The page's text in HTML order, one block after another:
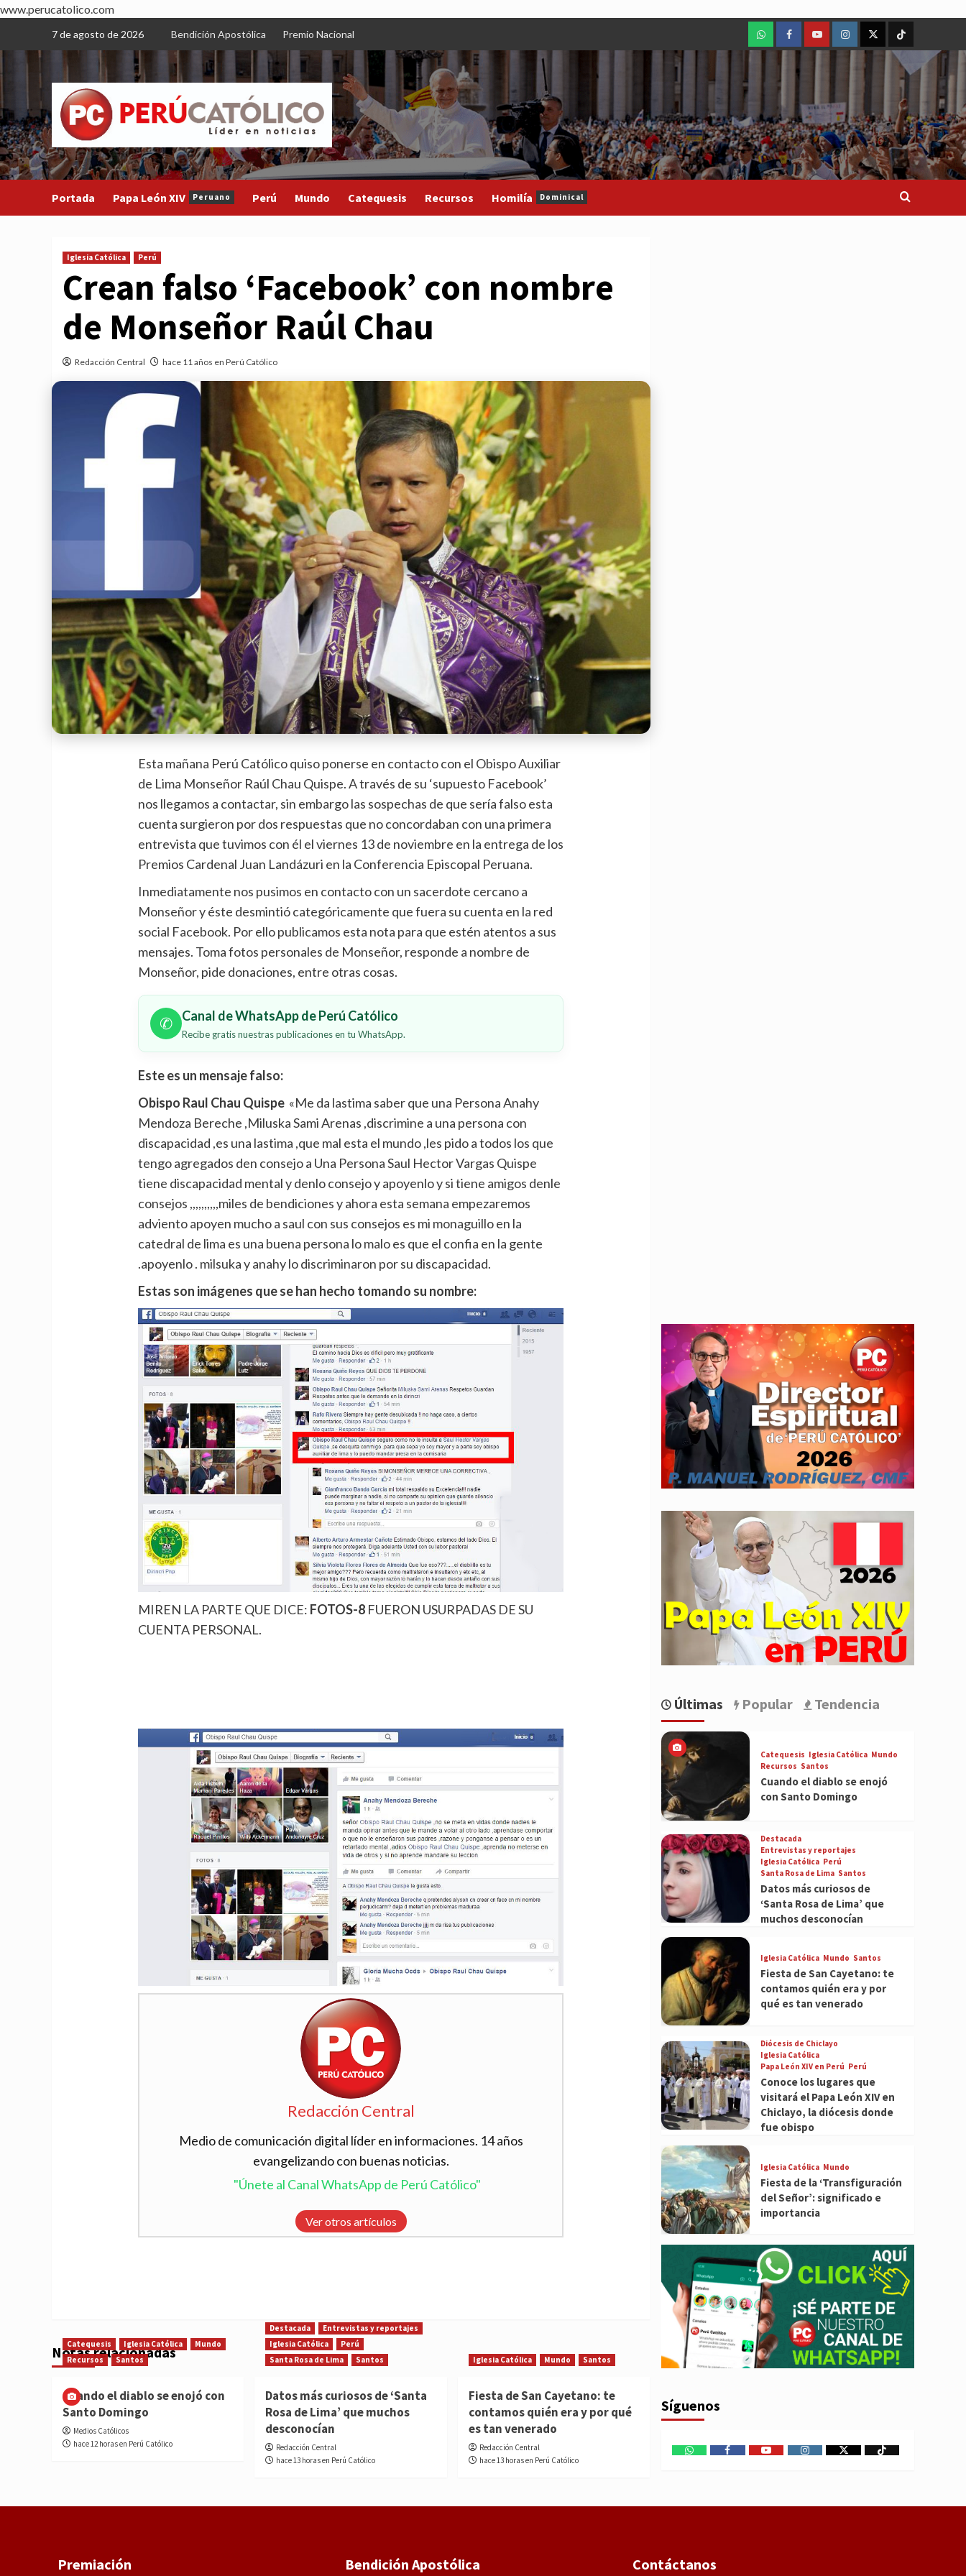
www.perucatolico.com
content
7 de agosto de 2026 Bendición Apostólica Premio Nacional
WhatsAppFacebookYoutubeInstagram
X TikTok
Portada Papa León XIV Peruano Perú Mundo Catequesis Recursos Homilía Dominical
Iglesia Católica Perú
Crean falso ‘Facebook’ con nombre
de Monseñor Raúl Chau
Redacción Central hace 11 años en Perú Católico
Esta mañana Perú Católico quiso ponerse en contacto con el Obispo Auxiliar
de Lima Monseñor Raúl Chau Quispe. A través de su ‘supuesto Facebook’
nos llegamos a contactar, sin embargo las sospechas de que sería falso esta
cuenta surgieron por dos respuestas que no concordaban con una primera
entrevista que tuvimos con él el viernes 13 de noviembre en la entrega de los
Premios Cardenal Juan Landázuri en la Conferencia Episcopal Peruana.
Inmediatamente nos pusimos en contacto con un sacerdote cercano a
Monseñor y éste desmintió categóricamente que fuera su cuenta en la red
social Facebook. Por ello publicamos esta nota para que estén atentos a sus
mensajes. Toma fotos personales de Monseñor, responde a nombre de
Monseñor, pide donaciones, entre otras cosas.
✆ Canal de WhatsApp de Perú Católico
Recibe gratis nuestras publicaciones en tu WhatsApp.
Este es un mensaje falso:
Obispo Raul Chau Quispe «Me da lastima saber que una Persona Anahy
Mendoza Bereche ,Miluska Sami Arenas ,discrimine a una persona con
discapacidad ,es una lastima ,que mal esta el mundo ,les pido a todos los que
tengo agregados den consejo a Una Persona Saul Hector Vargas Quispe
tiene discapacidad mental y denlo consejo y apoyenlo y si tiene amigos denle
consejos ,,,,,,,,,,miles de bendiciones y ahora esta semana empezaremos
adviento apoyen mucho a saul con sus consejos es mi monaguillo en la
catedral de lima es una buena persona lo malo es que el confia en la gente
.apoyenlo . milsuka y anahy lo discriminaron por su discapacidad.
Estas son imágenes que se han hecho tomando su nombre:
MIREN LA PARTE QUE DICE: FOTOS-8 FUERON USURPADAS DE SU
CUENTA PERSONAL.
Redacción Central
Medio de comunicación digital líder en informaciones. 14 años
evangelizando con buenas noticias.
"Únete al Canal WhatsApp de Perú Católico"
Ver otros artículos
Notas relacionadas
Catequesis Iglesia Católica
Mundo
Recursos
Santos
Cuando el diablo se enojó con
Santo Domingo
Medios Católicos
hace 12 horas en Perú Católico
Destacada
Entrevistas y reportajes
Iglesia Católica
Perú
Santa Rosa de Lima
Santos
Datos más curiosos de ‘Santa
Rosa de Lima’ que muchos
desconocían
Redacción Central
hace 13 horas en Perú Católico
Iglesia Católica Mundo Santos
Fiesta de San Cayetano: te
contamos quién era y por qué
es tan venerado
Redacción Central
hace 13 horas en Perú Católico
Últimas Popular Tendencia
Catequesis Iglesia Católica Mundo
Recursos Santos
Cuando el diablo se enojó
con Santo Domingo
Destacada
Entrevistas y reportajes
Iglesia Católica Perú
Santa Rosa de Lima Santos
Datos más curiosos de
‘Santa Rosa de Lima’ que
muchos desconocían
Iglesia Católica Mundo Santos
Fiesta de San Cayetano: te
contamos quién era y por
qué es tan venerado
Diócesis de Chiclayo
Iglesia Católica
Papa León XIV en Perú Perú
Conoce los lugares que
visitará el Papa León XIV en
Chiclayo, la diócesis donde
fue obispo
Iglesia Católica Mundo
Fiesta de la ‘Transfiguración
del Señor’: significado e
importancia
Síguenos
WhatsAppFacebookYoutubeInstagram
X TikTok
Premiación Bendición Apostólica Contáctanos